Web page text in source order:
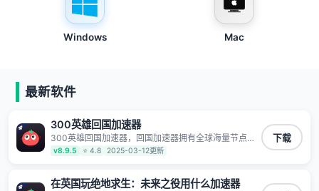
Windows Mac
最新软件
300英雄回国加速器
300英雄回国加速器，回国加速器拥有全球海量节点覆
盖，运营商专线不卡顿超稳定，专为海外华人和留学生
打造，帮助海外华人免除地域限制，随时高速稳定低延
v8.9.5 ⭐ 4.8 2025-03-12更新
下载
在英国玩绝地求生：未来之役用什么加速器